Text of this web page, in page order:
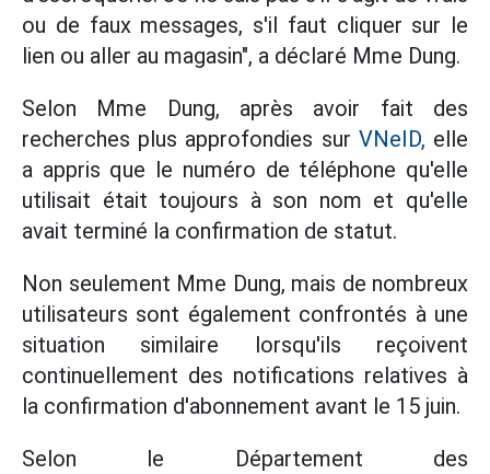
ou de faux messages, s'il faut cliquer sur le
lien ou aller au magasin", a déclaré Mme Dung.
Selon Mme Dung, après avoir fait des
recherches plus approfondies sur VNeID, elle
a appris que le numéro de téléphone qu'elle
utilisait était toujours à son nom et qu'elle
avait terminé la confirmation de statut.
Non seulement Mme Dung, mais de nombreux
utilisateurs sont également confrontés à une
situation similaire lorsqu'ils reçoivent
continuellement des notifications relatives à
la confirmation d'abonnement avant le 15 juin.
Selon le Département des